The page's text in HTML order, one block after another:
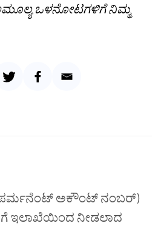
ಒಳನೋಟಗಳಿಗೆ ನಿಮ್ಮ
(ಪರ್ಮನೆಂಟ್ ಅಕೌಂಟ್ ನಂಬರ್)
ಇಲಾಖೆಯಿಂದ ನೀಡಲಾದ